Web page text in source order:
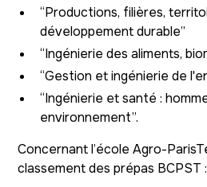
“Productions, filières,
développement durable”
“Ingénierie des aliments,
“Gestion et ingénierie de
“Ingénierie et santé :
environnement”.
Concernant l’école Agro-
classement des prépas BCPST :